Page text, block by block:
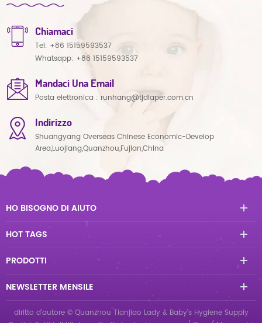
Chiamaci
Tel: +86 15159593537
Whatsapp: +86 15159593537
Mandaci Una Email
Posta elettronica : runhang@tjdiaper.com.cn
Indirizzo
Shuangyang Overseas Chinese Economic-Develop
Area,Luojiang,Quanzhou,Fujian,China
HO BISOGNO DI AIUTO
HOT TAGS
PRODOTTI
NEWSLETTER MENSILE
diritto d'autore © Quanzhou Tianjiao Lady & Baby's Hygiene Supply